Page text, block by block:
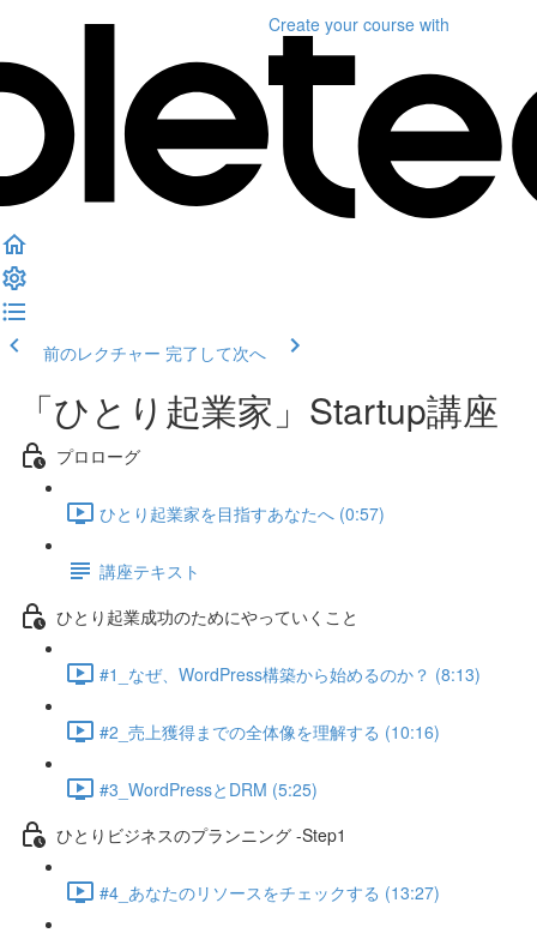
Create your course with
前のレクチャー 完了して次へ
「ひとり起業家」Startup講座
プロローグ
ひとり起業家を目指すあなたへ (0:57)
講座テキスト
ひとり起業成功のためにやっていくこと
#1_なぜ、WordPress構築から始めるのか？ (8:13)
#2_売上獲得までの全体像を理解する (10:16)
#3_WordPressとDRM (5:25)
ひとりビジネスのプランニング -Step1
#4_あなたのリソースをチェックする (13:27)